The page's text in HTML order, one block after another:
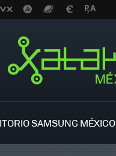
SAMSUNG MÉXICO